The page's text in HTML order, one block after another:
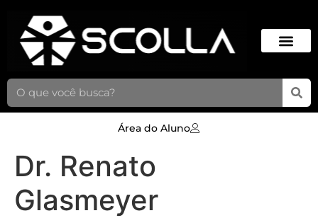
Área do Aluno
Dr. Renato
Glasmeyer